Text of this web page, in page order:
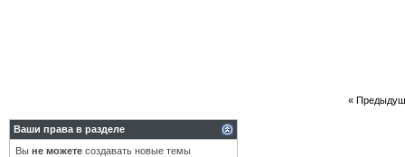
«
Ваши права в разделе
Вы не можете создавать новые темы